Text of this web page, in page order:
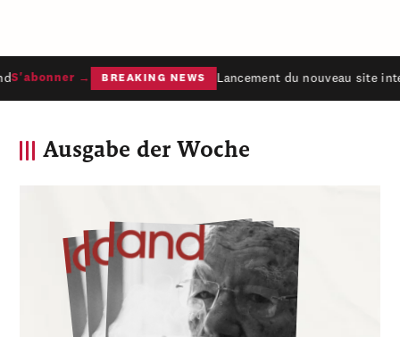
S'abonner → BREAKING NEWS Lancement du nouveau site
Ausgabe der Woche